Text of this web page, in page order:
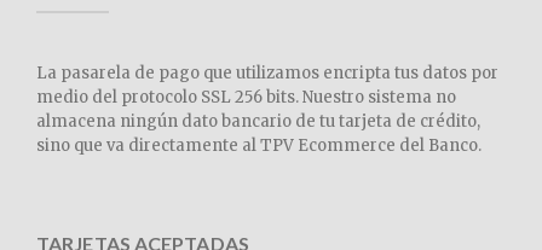
La pasarela de pago que utilizamos encripta tus datos por
medio del protocolo SSL 256 bits. Nuestro sistema no
almacena ningún dato bancario de tu tarjeta de crédito,
sino que va directamente al TPV Ecommerce del Banco.
TARJETAS ACEPTADAS